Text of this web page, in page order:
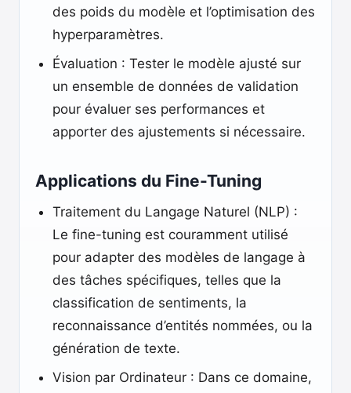
des poids du modèle et l’optimisation des
hyperparamètres.
Évaluation : Tester le modèle ajusté sur
un ensemble de données de validation
pour évaluer ses performances et
apporter des ajustements si nécessaire.
Applications du Fine-Tuning
Traitement du Langage Naturel (NLP) :
Le fine-tuning est couramment utilisé
pour adapter des modèles de langage à
des tâches spécifiques, telles que la
classification de sentiments, la
reconnaissance d’entités nommées, ou la
génération de texte.
Vision par Ordinateur : Dans ce domaine,